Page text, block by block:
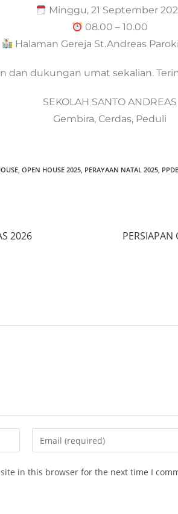
Minggu, 21 September
08.00 – 10.00
Halaman Gereja St.Andreas
dan dukungan umat sekalian.
SEKOLAH SANTO ANDREAS
Gembira, Cerdas, Peduli
, OPEN HOUSE 2025, PERAYAAN NATAL 2025,
2026
PERSIAPAN
in this browser for the next time I